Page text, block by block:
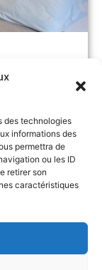
des technologies
informations des
permettra de
ou les ID
retirer son
caractéristiques